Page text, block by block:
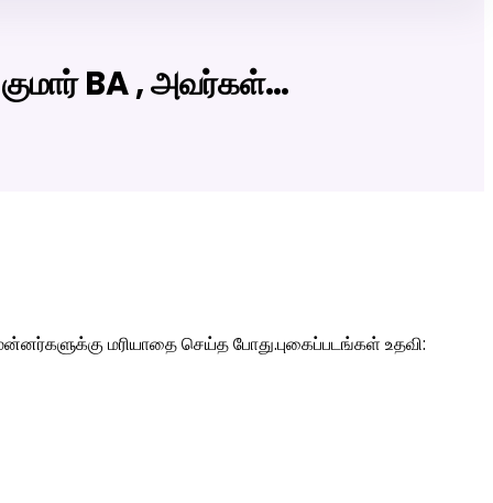
BA , அவர்கள்…
மரியாதை செய்த போது.புகைப்படங்கள் உதவி: